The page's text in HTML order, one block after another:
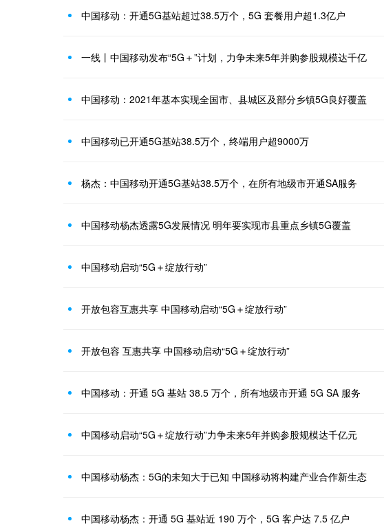
中国移动：开通5G基站超过38.5万个，5G 套餐用户超1.3亿户
一线丨中国移动发布“5G＋”计划，力争未来5年并购参股规模达千亿
中国移动：2021年基本实现全国市、县城区及部分乡镇5G良好覆盖
中国移动已开通5G基站38.5万个，终端用户超9000万
杨杰：中国移动开通5G基站38.5万个，在所有地级市开通SA服务
中国移动杨杰透露5G发展情况 明年要实现市县重点乡镇5G覆盖
中国移动启动“5G＋绽放行动”
开放包容互惠共享 中国移动启动“5G＋绽放行动”
开放包容 互惠共享 中国移动启动“5G＋绽放行动”
中国移动：开通 5G 基站 38.5 万个，所有地级市开通 5G SA 服务
中国移动启动“5G＋绽放行动”力争未来5年并购参股规模达千亿元
中国移动杨杰：5G的未知大于已知 中国移动将构建产业合作新生态
中国移动杨杰：开通 5G 基站近 190 万个，5G 客户达 7.5 亿户